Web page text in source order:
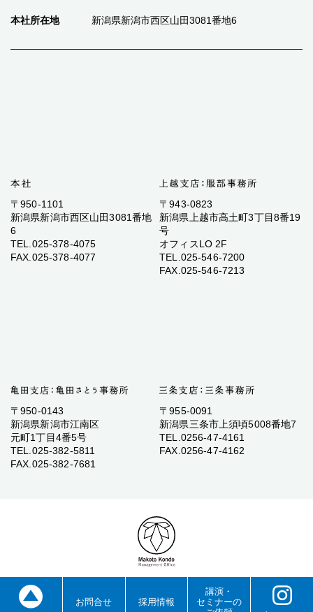
本社所在地 新潟県新潟市西区山田3081番地6
〒950-1101
新潟県新潟市西区山田3081番地
6
TEL.025-378-4075
FAX.025-378-4077
〒943-0823
新潟県上越市高土町3丁目8番19
号
オフィスLO 2F
TEL.025-546-7200
FAX.025-546-7213
〒950-0143
新潟県新潟市江南区
元町1丁目4番5号
TEL.025-382-5811
FAX.025-382-7681
〒955-0091
新潟県三条市上須頃5008番地7
TEL.0256-47-4161
FAX.0256-47-4162
お問合せ 採用情報
講演・
セミナーの